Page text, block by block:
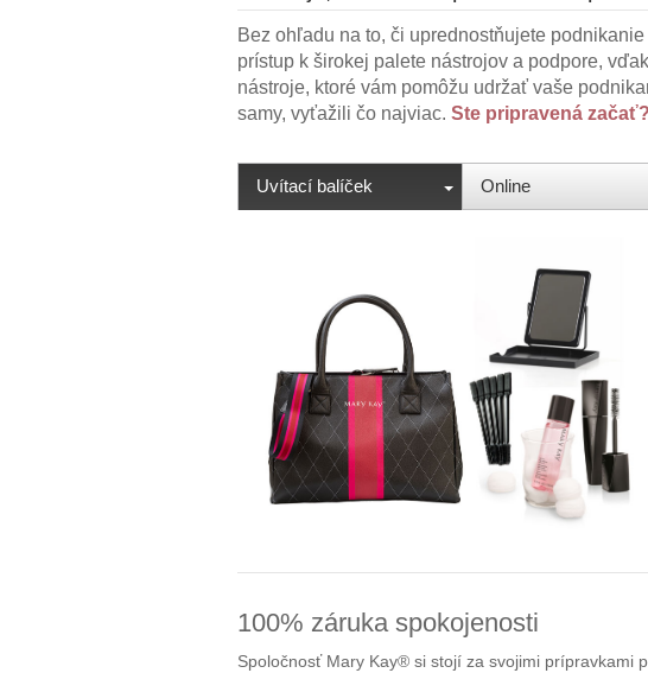
Bez ohľadu na to, či uprednostňujete
prístup k širokej palete nástrojov a podpore,
nástroje, ktoré vám pomôžu udržať vaše
samy, vyťažili čo najviac. Ste pripravená začať?
Uvítací balíček Online
100% záruka spokojenosti
Spoločnosť Mary Kay® si stojí za svojimi prípravkami